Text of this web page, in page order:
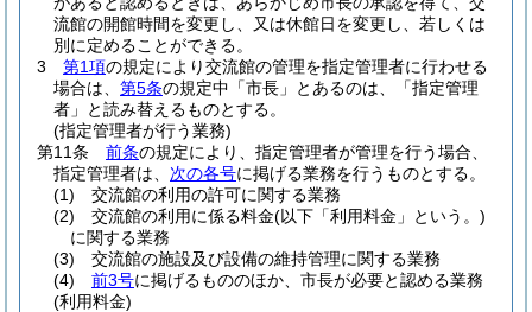
流館の開館時間を変更し、又は休館日を変更し、若しくは
別に定めることができる。
3
第1項の規定により交流館の管理を指定管理者に行わせる
場合は、 第5条の規定中「市長」とあるのは、「指定管理
者」と読み替えるものとする。
(指定管理者が行う業務)
第11条
前条の規定により、指定管理者が管理を行う場合、
指定管理者は、 次の各号に掲げる業務を行うものとする。
(1)
交流館の利用の許可に関する業務
(2)
交流館の利用に係る料金(以下「利用料金」という。)
に関する業務
(3)
交流館の施設及び設備の維持管理に関する業務
(4)
前3号に掲げるもののほか、市長が必要と認める業務
(利用料金)